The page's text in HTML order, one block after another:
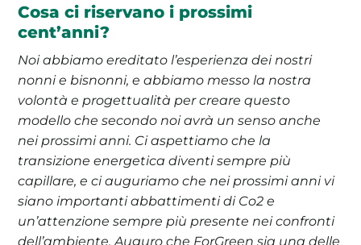
Cosa ci riservano i prossimi
cent’anni?
Noi abbiamo ereditato l’esperienza dei nostri
nonni e bisnonni, e abbiamo messo la nostra
volontà e progettualità per creare questo
modello che secondo noi avrà un senso anche
nei prossimi anni. Ci aspettiamo che la
transizione energetica diventi sempre più
capillare, e ci auguriamo che nei prossimi anni vi
siano importanti abbattimenti di Co2 e
un’attenzione sempre più presente nei confronti
dell’ambiente. Auguro che ForGreen sia una delle